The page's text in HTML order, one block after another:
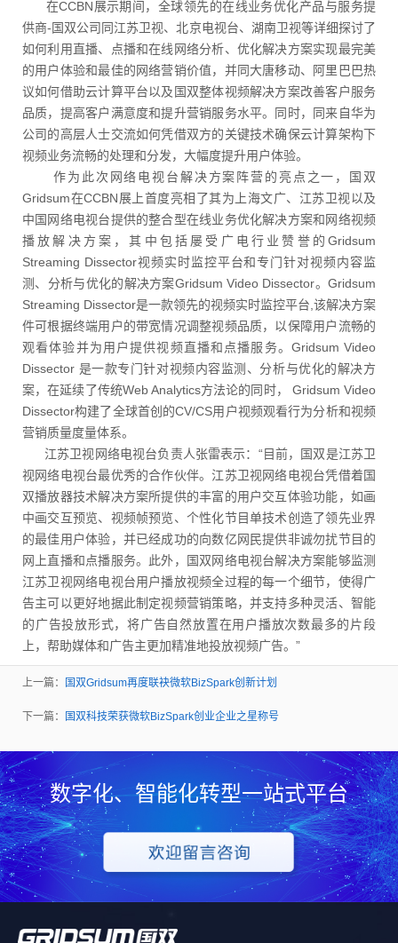
在CCBN展示期间，全球领先的在线业务优化产品与服务提
供商-国双公司同江苏卫视、北京电视台、湖南卫视等详细探讨了
如何利用直播、点播和在线网络分析、优化解决方案实现最完美
的用户体验和最佳的网络营销价值，并同大唐移动、阿里巴巴热
议如何借助云计算平台以及国双整体视频解决方案改善客户服务
品质，提高客户满意度和提升营销服务水平。同时，同来自华为
公司的高层人士交流如何凭借双方的关键技术确保云计算架构下
视频业务流畅的处理和分发，大幅度提升用户体验。
作为此次网络电视台解决方案阵营的亮点之一，国双
Gridsum在CCBN展上首度亮相了其为上海文广、江苏卫视以及
中国网络电视台提供的整合型在线业务优化解决方案和网络视频
播放解决方案，其中包括屡受广电行业赞誉的Gridsum
Streaming Dissector视频实时监控平台和专门针对视频内容监
测、分析与优化的解决方案Gridsum Video Dissector。Gridsum
Streaming Dissector是一款领先的视频实时监控平台,该解决方案
件可根据终端用户的带宽情况调整视频品质，以保障用户流畅的
观看体验并为用户提供视频直播和点播服务。Gridsum Video
Dissector 是一款专门针对视频内容监测、分析与优化的解决方
案，在延续了传统Web Analytics方法论的同时， Gridsum Video
Dissector构建了全球首创的CV/CS用户视频观看行为分析和视频
营销质量度量体系。
江苏卫视网络电视台负责人张雷表示：“目前，国双是江苏卫
视网络电视台最优秀的合作伙伴。江苏卫视网络电视台凭借着国
双播放器技术解决方案所提供的丰富的用户交互体验功能，如画
中画交互预览、视频帧预览、个性化节目单技术创造了领先业界
的最佳用户体验，并已经成功的向数亿网民提供非诚勿扰节目的
网上直播和点播服务。此外，国双网络电视台解决方案能够监测
江苏卫视网络电视台用户播放视频全过程的每一个细节，使得广
告主可以更好地据此制定视频营销策略，并支持多种灵活、智能
的广告投放形式，将广告自然放置在用户播放次数最多的片段
上，帮助媒体和广告主更加精准地投放视频广告。”
上一篇： 国双Gridsum再度联袂微软BizSpark创新计划
下一篇： 国双科技荣获微软BizSpark创业企业之星称号
数字化、智能化转型一站式平台